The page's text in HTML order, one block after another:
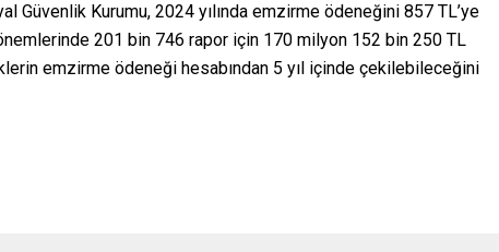
Güvenlik Kurumu, 2024 yılında emzirme ödeneğini 857 TL’ye
201 bin 746 rapor için 170 milyon 152 bin 250 TL
emzirme ödeneği hesabından 5 yıl içinde çekilebileceğini